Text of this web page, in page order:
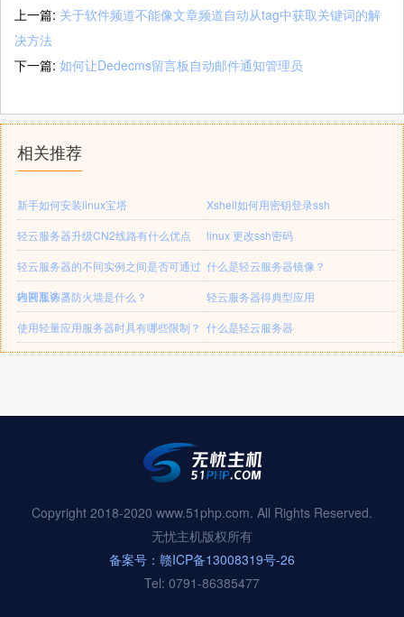
上一篇: 关于软件频道不能像文章频道自动从tag中获取关键词的解
决方法
下一篇: 如何让Dedecms留言板自动邮件通知管理员
相关推荐
新手如何安装linux宝塔
Xshell如何用密钥登录ssh
轻云服务器升级CN2线路有什么优点
linux 更改ssh密码
轻云服务器的不同实例之间是否可通过
内网互访？
什么是轻云服务器镜像？
轻云服务器防火墙是什么？
轻云服务器得典型应用
使用轻量应用服务器时具有哪些限制？ 什么是轻云服务器
Copyright 2018-2020 www.51php.com. All Rights Reserved.
无忧主机版权所有
备案号：赣ICP备13008319号-26
Tel: 0791-86385477